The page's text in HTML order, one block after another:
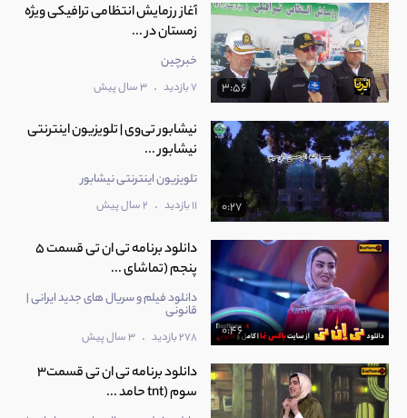
3:56
آغاز رزمایش انتظامی ترافیکی ویژه
زمستان در ...
خبرچین
7 بازدید . 3 سال پیش
0:27
نیشابور تی‌وی | تلویزیون اینترنتی
نیشابور ...
تلویزیون اینترنتی نیشابور
11 بازدید . 2 سال پیش
0:46
دانلود برنامه تی ان تی قسمت 5
پنجم (تماشای ...
دانلود فیلم و سریال های جدید ایرانی |
قانونی
278 بازدید . 3 سال پیش
دانلود برنامه تی ان تی قسمت3
سوم (tnt حامد ...